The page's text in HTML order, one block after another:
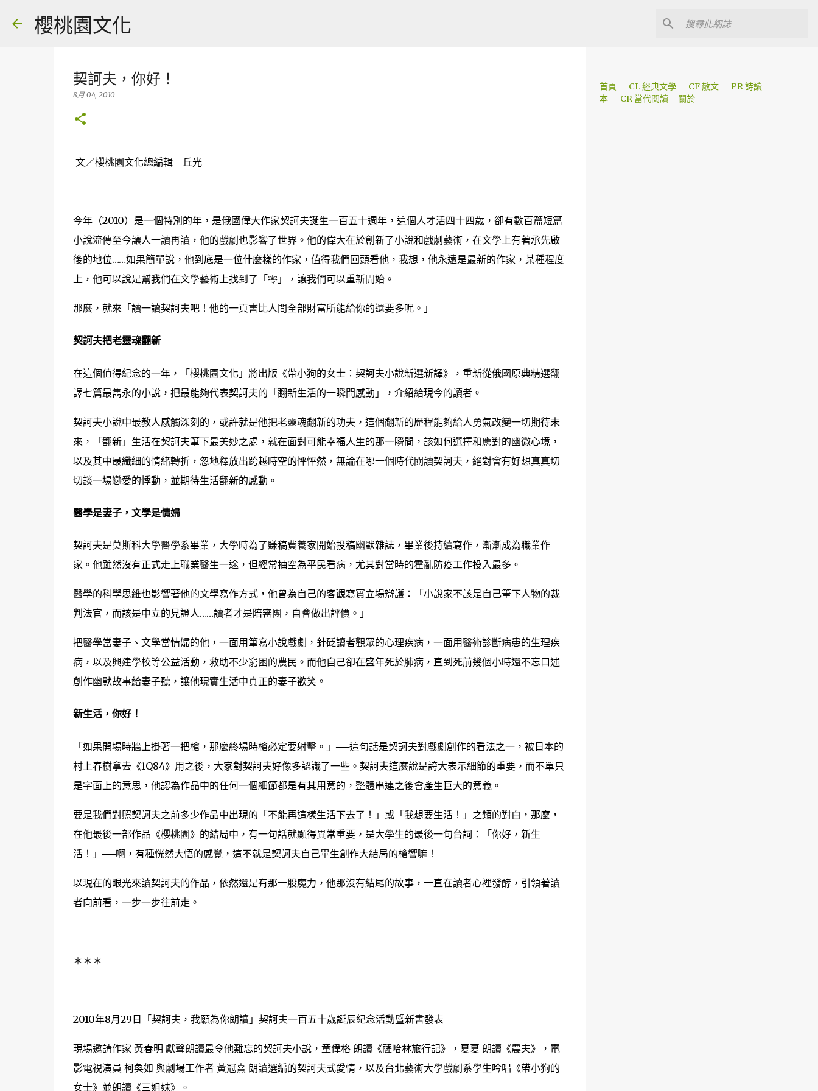
櫻桃園文化
契訶夫，你好！
8月 04, 2010
文／櫻桃園文化總編輯 丘光
今年（2010）是一個特別的年，是俄國偉大作家契訶夫誕生一百五十週年，這個人才活四十四歲，卻有數百篇短篇
小說流傳至今讓人一讀再讀，他的戲劇也影響了世界。他的偉大在於創新了小說和戲劇藝術，在文學上有著承先啟
後的地位……如果簡單說，他到底是一位什麼樣的作家，值得我們回頭看他，我想，他永遠是最新的作家，某種程度
上，他可以說是幫我們在文學藝術上找到了「零」，讓我們可以重新開始。
那麼，就來「讀一讀契訶夫吧！他的一頁書比人間全部財富所能給你的還要多呢。」
契訶夫把老靈魂翻新
在這個值得紀念的一年，「櫻桃園文化」將出版《帶小狗的女士：契訶夫小說新選新譯》，重新從俄國原典精選翻
譯七篇最雋永的小說，把最能夠代表契訶夫的「翻新生活的一瞬間感動」，介紹給現今的讀者。
契訶夫小說中最教人感觸深刻的，或許就是他把老靈魂翻新的功夫，這個翻新的歷程能夠給人勇氣改變一切期待未
來，「翻新」生活在契訶夫筆下最美妙之處，就在面對可能幸福人生的那一瞬間，該如何選擇和應對的幽微心境，
以及其中最纖細的情緒轉折，忽地釋放出跨越時空的怦怦然，無論在哪一個時代閱讀契訶夫，絕對會有好想真真切
切談一場戀愛的悸動，並期待生活翻新的感動。
醫學是妻子，文學是情婦
契訶夫是莫斯科大學醫學系畢業，大學時為了賺稿費養家開始投稿幽默雜誌，畢業後持續寫作，漸漸成為職業作
家。他雖然沒有正式走上職業醫生一途，但經常抽空為平民看病，尤其對當時的霍亂防疫工作投入最多。
醫學的科學思維也影響著他的文學寫作方式，他曾為自己的客觀寫實立場辯護：「小說家不該是自己筆下人物的裁
判法官，而該是中立的見證人……讀者才是陪審團，自會做出評價。」
把醫學當妻子、文學當情婦的他，一面用筆寫小說戲劇，針砭讀者觀眾的心理疾病，一面用醫術診斷病患的生理疾
病，以及興建學校等公益活動，救助不少窮困的農民。而他自己卻在盛年死於肺病，直到死前幾個小時還不忘口述
創作幽默故事給妻子聽，讓他現實生活中真正的妻子歡笑。
新生活，你好！
「如果開場時牆上掛著一把槍，那麼終場時槍必定要射擊。」──這句話是契訶夫對戲劇創作的看法之一，被日本的
村上春樹拿去《1Q84》用之後，大家對契訶夫好像多認識了一些。契訶夫這麼說是誇大表示細節的重要，而不單只
是字面上的意思，他認為作品中的任何一個細節都是有其用意的，整體串連之後會產生巨大的意義。
要是我們對照契訶夫之前多少作品中出現的「不能再這樣生活下去了！」或「我想要生活！」之類的對白，那麼，
在他最後一部作品《櫻桃園》的結局中，有一句話就顯得異常重要，是大學生的最後一句台詞：「你好，新生
活！」──啊，有種恍然大悟的感覺，這不就是契訶夫自己畢生創作大結局的槍響嘛！
以現在的眼光來讀契訶夫的作品，依然還是有那一股魔力，他那沒有結尾的故事，一直在讀者心裡發酵，引領著讀
者向前看，一步一步往前走。
＊＊＊
2010年8月29日「契訶夫，我願為你朗讀」契訶夫一百五十歲誕辰紀念活動暨新書發表
現場邀請作家 黃春明 獻聲朗讀最令他難忘的契訶夫小說，童偉格 朗讀《薩哈林旅行記》，夏夏 朗讀《農夫》，電
影電視演員 柯奐如 與劇場工作者 黃冠熹 朗讀選編的契訶夫式愛情，以及台北藝術大學戲劇系學生吟唱《帶小狗的
女士》並朗讀《三姐妹》。
首頁 CL 經典文學 CF 散文
PR 詩讀
本
CR 當代閱讀 關於